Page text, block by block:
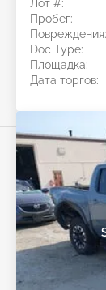
Лот #:
Пробег:
Повреждения:
Doc Type:
Площадка:
Дата торгов: